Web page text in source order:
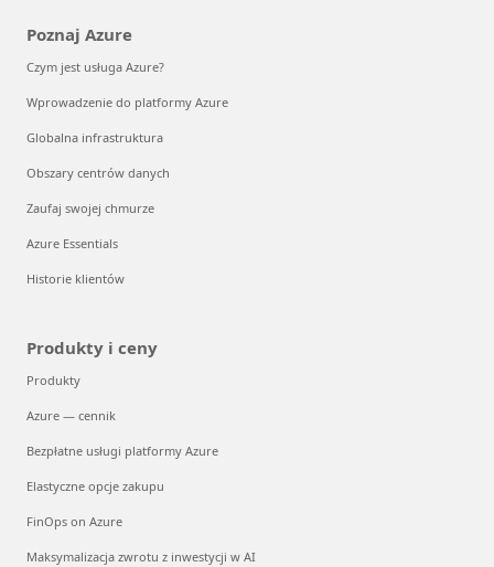
Poznaj Azure
Czym jest usługa Azure?
Wprowadzenie do platformy Azure
Globalna infrastruktura
Obszary centrów danych
Zaufaj swojej chmurze
Azure Essentials
Historie klientów
Produkty i ceny
Produkty
Azure — cennik
Bezpłatne usługi platformy Azure
Elastyczne opcje zakupu
FinOps on Azure
Maksymalizacja zwrotu z inwestycji w AI